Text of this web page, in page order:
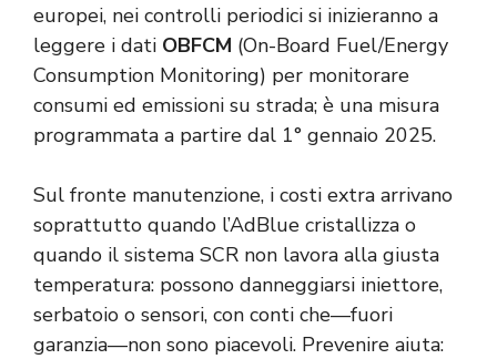
europei, nei controlli periodici si inizieranno a
leggere i dati OBFCM (On-Board Fuel/Energy
Consumption Monitoring) per monitorare
consumi ed emissioni su strada; è una misura
programmata a partire dal 1° gennaio 2025.
Sul fronte manutenzione, i costi extra arrivano
soprattutto quando l’AdBlue cristallizza o
quando il sistema SCR non lavora alla giusta
temperatura: possono danneggiarsi iniettore,
serbatoio o sensori, con conti che—fuori
garanzia—non sono piacevoli. Prevenire aiuta: